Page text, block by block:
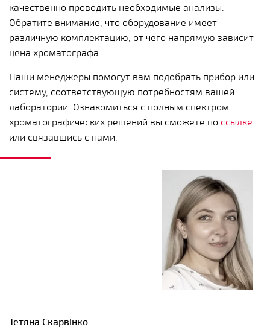
качественно проводить необходимые анализы.
Обратите внимание, что оборудование имеет
различную комплектацию, от чего напрямую зависит
цена хроматографа.
Наши менеджеры помогут вам подобрать прибор или
систему, соответствующую потребностям вашей
лаборатории. Ознакомиться с полным спектром
хроматографических решений вы сможете по ссылке
или связавшись с нами.
Тетяна Скарвінко